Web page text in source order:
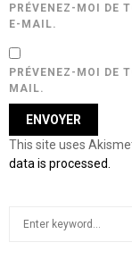
PRÉVENEZ-MOI DE
E-MAIL.
PRÉVENEZ-MOI DE
MAIL.
This site uses
data is processed.